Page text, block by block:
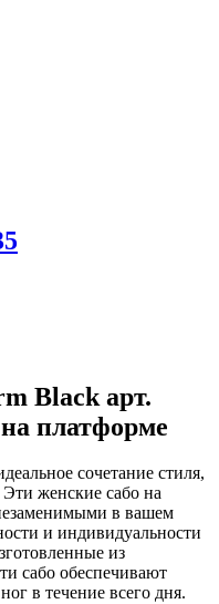
Black арт.
платформе
сочетание стиля,
женские сабо на
в вашем
и индивидуальности
из
сабо обеспечивают
в течение всего дня.